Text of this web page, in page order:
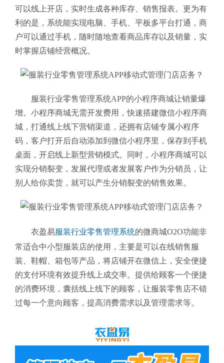
可以线上开店，实时生成各种库存、销售报表。更为有
利的是，系统能实现电脑、手机、平板多平台打通，商
户可以通过手机，随时随地查看商品库存以及销量，实
时掌握店铺经营概况。
服装行业零售管理系统APP的小程序商城让销量爆
增。小程序商城无需开发费用，快速搭建微信小程序商
城，打通线上线下营销渠道，还拥有店铺专属小程序
码，客户打开后自动添加到微信小程序里，保存到手机
桌面，开启线上新型营销模式。同时，小程序商城可以
实现分销裂变，发展代理或者发展客户作为分销员，让
别人给你卖货，就可以产生分销裂变的销售效果。
衣盈易服装行业零售管理系统的微商城O2O功能非
常适合中小型服装店的使用，主要是可以在线销售服
装、鞋帽、箱包等产品，将店铺开在微信上，安全便捷
的支付环境有效提升线上成交率。提供给顾客一个便捷
的消费环境，囊括线上线下的顾客，让服装零售店不错
过每一个意向顾客，提高消费需求以及管理需求等。